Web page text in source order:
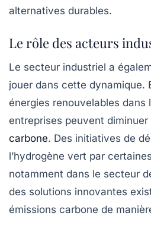
alternatives durables.
Le rôle des acteurs
Le secteur industriel a
jouer dans cette dynamique.
énergies renouvelables dans
entreprises peuvent diminuer
carbone. Des initiatives de
l’hydrogène vert par
notamment dans le secteur
des solutions innovantes
émissions carbone de